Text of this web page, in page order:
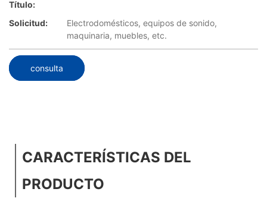
Título:
Solicitud:
Electrodomésticos, equipos de sonido,
maquinaria, muebles, etc.
consulta
CARACTERÍSTICAS DEL
PRODUCTO